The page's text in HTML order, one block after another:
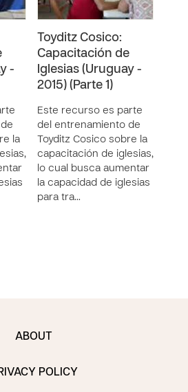
-
la
Toyditz Cosico:
Capacitación de
Iglesias (Uruguay -
2015) (Parte 1)
Este recurso es parte
del entrenamiento de
Toyditz Cosico sobre la
capacitación de iglesias,
lo cual busca aumentar
la capacidad de iglesias
para tra…
ABOUT
POLICY